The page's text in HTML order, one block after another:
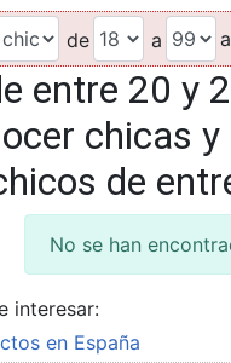
de a
entre 20 y
chicas
de
No se han
interesar:
en España